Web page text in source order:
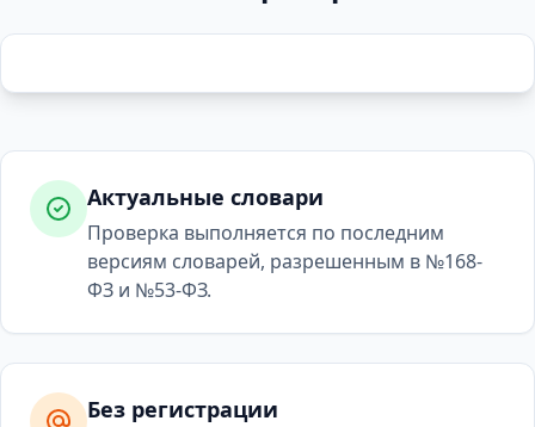
Актуальные словари
Проверка выполняется по последним
версиям словарей, разрешенным в №168-
ФЗ и №53-ФЗ.
Без регистрации